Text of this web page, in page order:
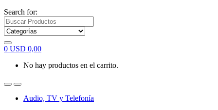
Search for:
0 USD 0,00
No hay productos en el carrito.
Audio, TV y Telefonía